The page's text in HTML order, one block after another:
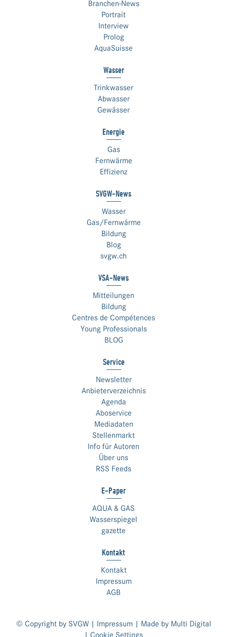
Branchen-News
Portrait
Interview
Prolog
AquaSuisse
Wasser
Trinkwasser
Abwasser
Gewässer
Energie
Gas
Fernwärme
Effizienz
SVGW-News
Wasser
Gas/Fernwärme
Bildung
Blog
svgw.ch
VSA-News
Mitteilungen
Bildung
Centres de Compétences
Young Professionals
BLOG
Service
Newsletter
Anbieterverzeichnis
Agenda
Aboservice
Mediadaten
Stellenmarkt
Info für Autoren
Über uns
RSS Feeds
E-Paper
AQUA & GAS
Wasserspiegel
gazette
Kontakt
Kontakt
Impressum
AGB
© Copyright by SVGW | Impressum| Made by Multi Digital
| Cookie Settings